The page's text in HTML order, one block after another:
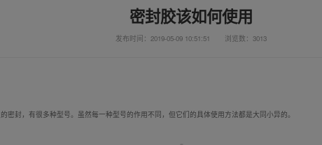
密封胶该如何使用
发布时间：2019-05-09 10:51:51 浏览数：3013
封，有很多种型号。虽然每一种型号的作用不同，但它们的具体使用方法都是大同小异的。